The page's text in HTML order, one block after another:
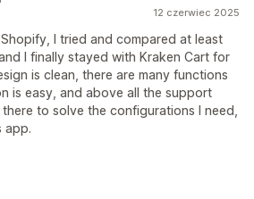
12 czerwiec 2025
I tried and compared at least
I finally stayed with Kraken Cart for
is clean, there are many functions
is easy, and above all the support
to solve the configurations I need,
app.